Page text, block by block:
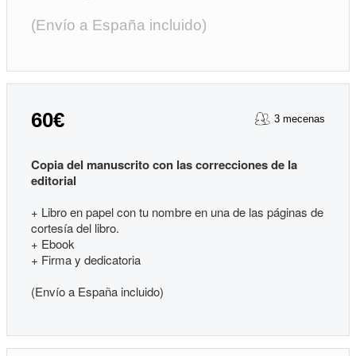
(Envío a España incluido)
60€ 3 mecenas
Copia del manuscrito con las correcciones de la
editorial
+ Libro en papel con tu nombre en una de las páginas de
cortesía del libro.
+ Ebook
+ Firma y dedicatoria
(Envío a España incluido)